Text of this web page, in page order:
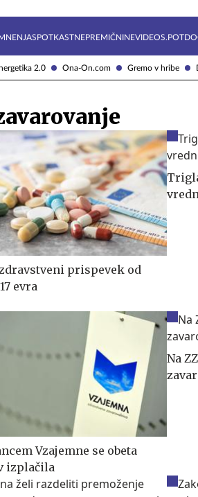
2.0 Ona-On.com Gremo v hribe
SPOTKASTNEPREMIČNINEVIDEOS.POT
prispevek od
evra
Vzajemne se obeta
izplačila
Na